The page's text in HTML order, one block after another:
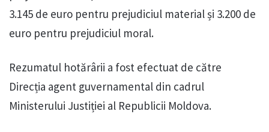
3.145 de euro pentru prejudiciul material și 3.200 de
euro pentru prejudiciul moral.
Rezumatul hotărârii a fost efectuat de către
Direcția agent guvernamental din cadrul
Ministerului Justiției al Republicii Moldova.